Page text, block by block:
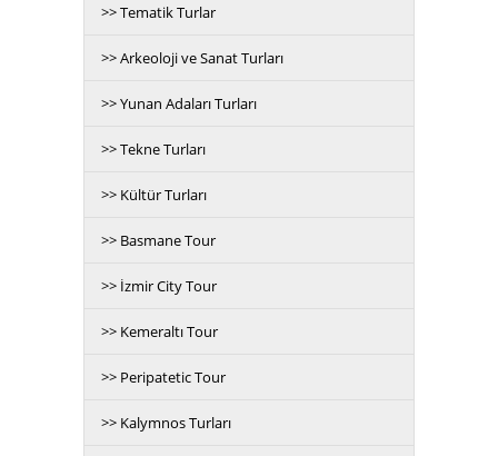
>> Tematik Turlar
>> Arkeoloji ve Sanat Turları
>> Yunan Adaları Turları
>> Tekne Turları
>> Kültür Turları
>> Basmane Tour
>> İzmir City Tour
>> Kemeraltı Tour
>> Peripatetic Tour
>> Kalymnos Turları